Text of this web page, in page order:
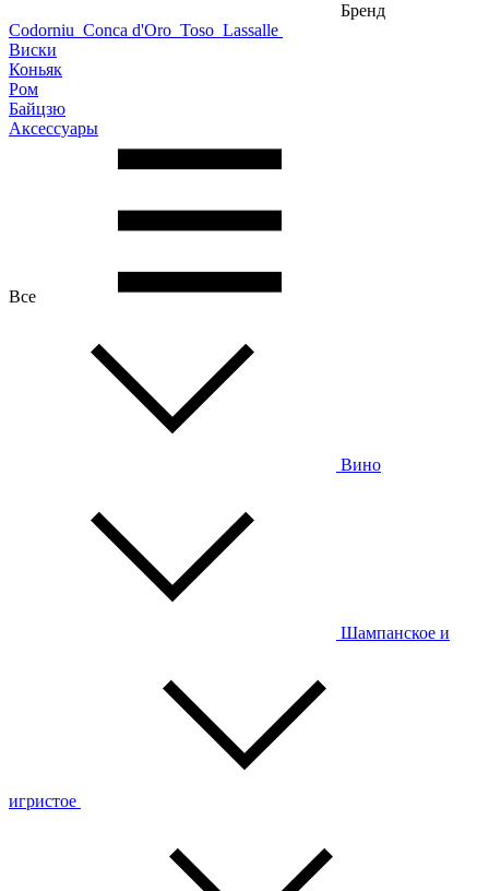
Бренд
Codorniu Conca d'Oro Toso Lassalle
Виски
Коньяк
Ром
Байцзю
Аксессуары
Все
Вино
Шампанское и
игристое